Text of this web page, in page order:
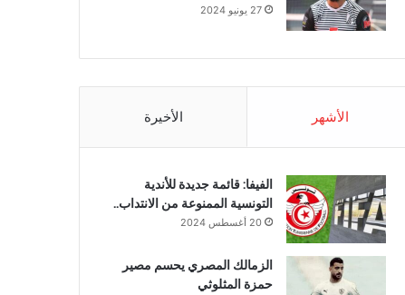
27 يونيو 2024
الأشهر الأخيرة
الفيفا: قائمة جديدة للأندية
التونسية الممنوعة من الانتداب..
20 أغسطس 2024
الزمالك المصري يحسم مصير
حمزة المثلوثي